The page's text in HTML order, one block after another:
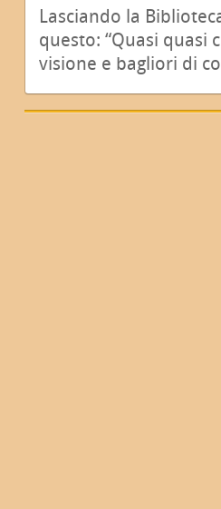
Lasciando la
questo: “Quasi quasi
visione e bagliori di